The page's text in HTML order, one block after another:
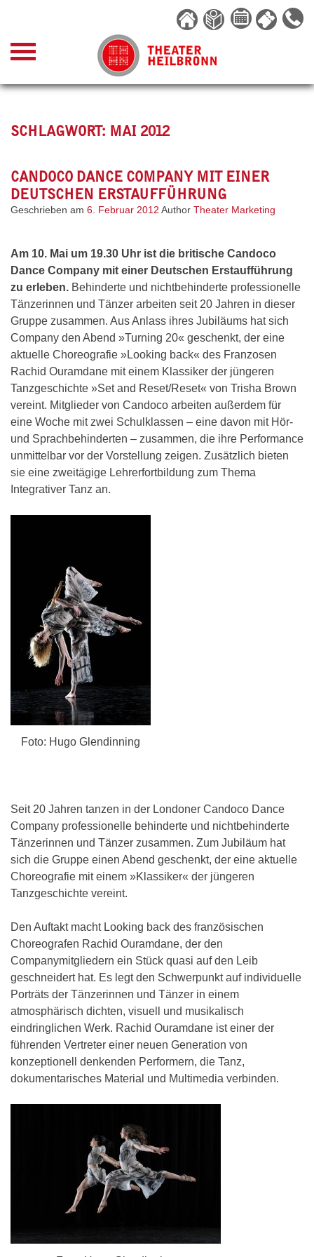
content
SCHLAGWORT: MAI 2012
CANDOCO DANCE COMPANY MIT EINER
DEUTSCHEN ERSTAUFFÜHRUNG
Geschrieben am 6. Februar 2012 Author Theater Marketing
Am 10. Mai um 19.30 Uhr ist die britische Candoco
Dance Company mit einer Deutschen Erstaufführung
zu erleben. Behinderte und nichtbehinderte professionelle
Tänzerinnen und Tänzer arbeiten seit 20 Jahren in dieser
Gruppe zusammen. Aus Anlass ihres Jubiläums hat sich
Company den Abend »Turning 20« geschenkt, der eine
aktuelle Choreografie »Looking back« des Franzosen
Rachid Ouramdane mit einem Klassiker der jüngeren
Tanzgeschichte »Set and Reset/Reset« von Trisha Brown
vereint. Mitglieder von Candoco arbeiten außerdem für
eine Woche mit zwei Schulklassen – eine davon mit Hör-
und Sprachbehinderten – zusammen, die ihre Performance
unmittelbar vor der Vorstellung zeigen. Zusätzlich bieten
sie eine zweitägige Lehrerfortbildung zum Thema
Integrativer Tanz an.
Foto: Hugo Glendinning
Seit 20 Jahren tanzen in der Londoner Candoco Dance
Company professionelle behinderte und nichtbehinderte
Tänzerinnen und Tänzer zusammen. Zum Jubiläum hat
sich die Gruppe einen Abend geschenkt, der eine aktuelle
Choreografie mit einem »Klassiker« der jüngeren
Tanzgeschichte vereint.
Den Auftakt macht Looking back des französischen
Choreografen Rachid Ouramdane, der den
Companymitgliedern ein Stück quasi auf den Leib
geschneidert hat. Es legt den Schwerpunkt auf individuelle
Porträts der Tänzerinnen und Tänzer in einem
atmosphärisch dichten, visuell und musikalisch
eindringlichen Werk. Rachid Ouramdane ist einer der
führenden Vertreter einer neuen Generation von
konzeptionell denkenden Performern, die Tanz,
dokumentarisches Material und Multimedia verbinden.